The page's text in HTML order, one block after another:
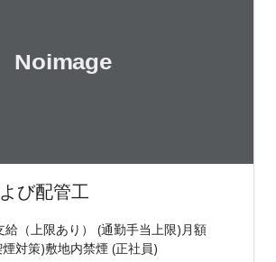
び配管工
給（上限あり） (通勤手当上限)月額
対策)敷地内禁煙 (正社員)